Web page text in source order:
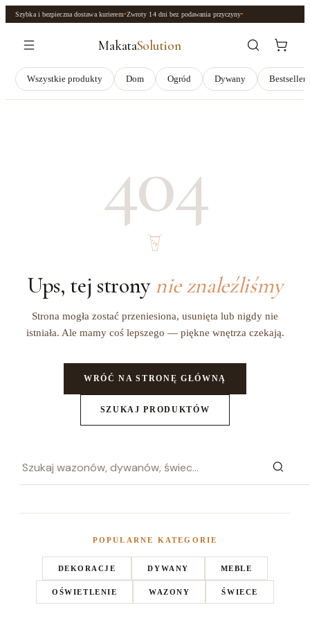
Szybka i bezpieczna dostawa kurierem•Zwroty 14 dni bez podawania przyczyny•
MakataSolution
Wszystkie produkty Dom Ogród Dywany Bestsellery
404
Ups, tej stronynie znaleźliśmy
Strona mogła zostać przeniesiona, usunięta lub nigdy nie
istniała. Ale mamy coś lepszego — piękne wnętrza czekają.
WRÓĆ NA STRONĘ GŁÓWNĄ
SZUKAJ PRODUKTÓW
POPULARNE KATEGORIE
DEKORACJE DYWANY MEBLE
OŚWIETLENIE WAZONY ŚWIECE